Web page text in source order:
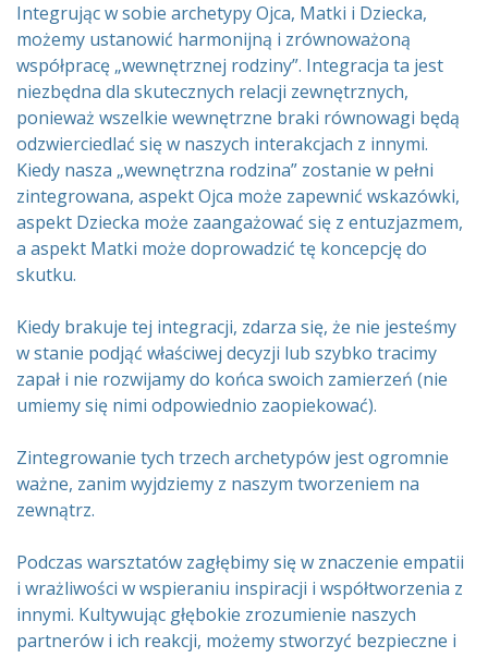
Integrując w sobie archetypy Ojca, Matki i Dziecka,
możemy ustanowić harmonijną i zrównoważoną
współpracę „wewnętrznej rodziny”. Integracja ta jest
niezbędna dla skutecznych relacji zewnętrznych,
ponieważ wszelkie wewnętrzne braki równowagi będą
odzwierciedlać się w naszych interakcjach z innymi.
Kiedy nasza „wewnętrzna rodzina” zostanie w pełni
zintegrowana, aspekt Ojca może zapewnić wskazówki,
aspekt Dziecka może zaangażować się z entuzjazmem,
a aspekt Matki może doprowadzić tę koncepcję do
skutku.
Kiedy brakuje tej integracji, zdarza się, że nie jesteśmy
w stanie podjąć właściwej decyzji lub szybko tracimy
zapał i nie rozwijamy do końca swoich zamierzeń (nie
umiemy się nimi odpowiednio zaopiekować).
Zintegrowanie tych trzech archetypów jest ogromnie
ważne, zanim wyjdziemy z naszym tworzeniem na
zewnątrz.
Podczas warsztatów zagłębimy się w znaczenie empatii
i wrażliwości w wspieraniu inspiracji i współtworzenia z
innymi. Kultywując głębokie zrozumienie naszych
partnerów i ich reakcji, możemy stworzyć bezpieczne i